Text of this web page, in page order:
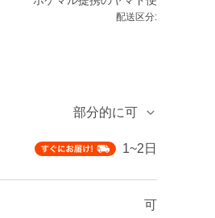
配送区分:
部分的に可
1~2日
可